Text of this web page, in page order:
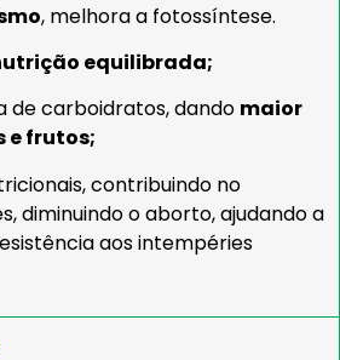
, melhora a fotossíntese.
equilibrada;
de carboidratos, dando maior
e frutos;
contribuindo no
diminuindo o aborto, ajudando a
aos intempéries